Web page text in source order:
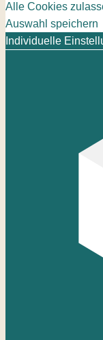
Alle Cookies
Auswahl speichern
Individuelle